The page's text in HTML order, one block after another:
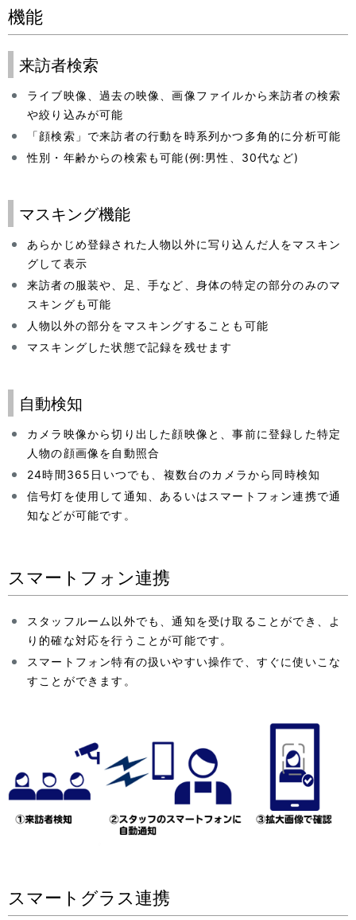
機能
来訪者検索
ライブ映像、過去の映像、画像ファイルから来訪者の検索
や絞り込みが可能
「顔検索」で来訪者の行動を時系列かつ多角的に分析可能
性別・年齢からの検索も可能(例:男性、30代など)
マスキング機能
あらかじめ登録された人物以外に写り込んだ人をマスキン
グして表示
来訪者の服装や、足、手など、身体の特定の部分のみのマ
スキングも可能
人物以外の部分をマスキングすることも可能
マスキングした状態で記録を残せます
自動検知
カメラ映像から切り出した顔映像と、事前に登録した特定
人物の顔画像を自動照合
24時間365日いつでも、複数台のカメラから同時検知
信号灯を使用して通知、あるいはスマートフォン連携で通
知などが可能です。
スマートフォン連携
スタッフルーム以外でも、通知を受け取ることができ、よ
り的確な対応を行うことが可能です。
スマートフォン特有の扱いやすい操作で、すぐに使いこな
すことができます。
スマートグラス連携